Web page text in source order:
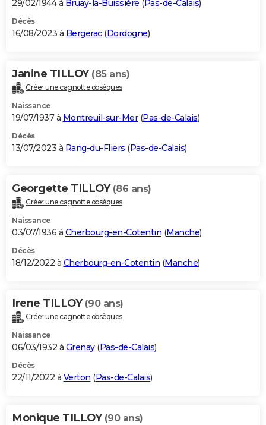
29/02/1944 à Bruay-la-Buissière ( Pas-de-Calais)
Décès
16/08/2023 à Bergerac(Dordogne)
Janine TILLOY (85 ans)
Créer une cagnotte obsèques
Naissance
19/07/1937 à Montreuil-sur-Mer(Pas-de-Calais)
Décès
13/07/2023 à Rang-du-Fliers (Pas-de-Calais)
Georgette TILLOY (86 ans)
Créer une cagnotte obsèques
Naissance
03/07/1936 à Cherbourg-en-Cotentin (Manche)
Décès
18/12/2022 à Cherbourg-en-Cotentin (Manche)
Irene TILLOY (90 ans)
Créer une cagnotte obsèques
Naissance
06/03/1932 à Grenay(Pas-de-Calais)
Décès
22/11/2022 à Verton (Pas-de-Calais)
Monique TILLOY (90 ans)